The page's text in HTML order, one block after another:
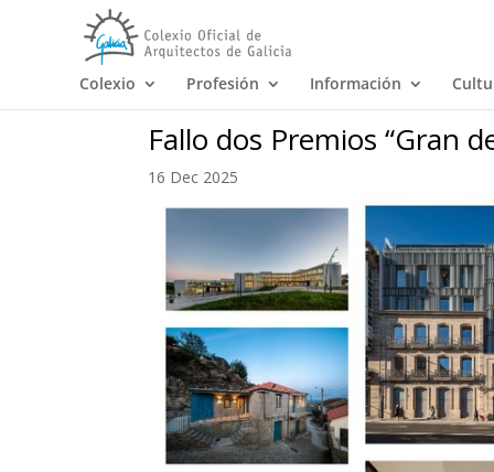
Colexio Profesión Información
Fallo dos Premios “Gran
16 Dec 2025